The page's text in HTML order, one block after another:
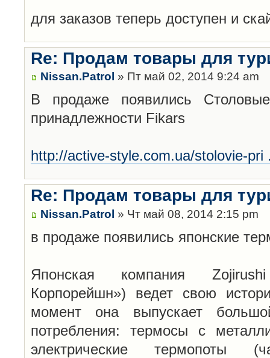
для заказов теперь доступен и
Re: Продам товары для
Nissan.Patrol » Пт май 02, 2014 9:24 am
В продаже появились
принадлежности Fikars
http://active-style.com.ua/stolovie-pri
Re: Продам товары для
Nissan.Patrol » Чт май 08, 2014 2:15 pm
в продаже появились японские
Японская компания
Корпорейшн») ведет свою
момент она выпускает
потребления: термосы с
электрические термопоты